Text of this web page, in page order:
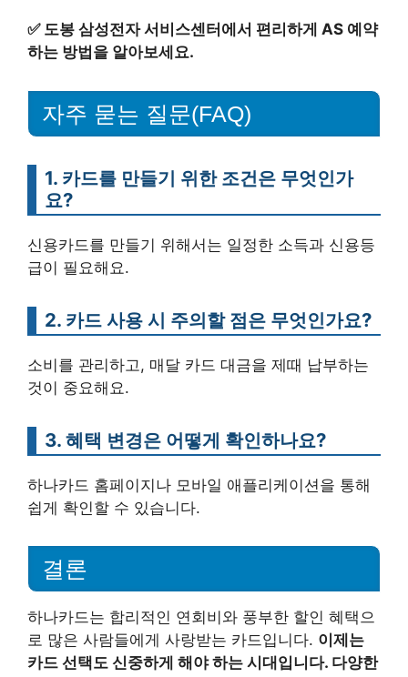
✅ 도봉 삼성전자 서비스센터에서 편리하게 AS 예약
하는 방법을 알아보세요.
자주 묻는 질문(FAQ)
1. 카드를 만들기 위한 조건은 무엇인가
요?
신용카드를 만들기 위해서는 일정한 소득과 신용등
급이 필요해요.
2. 카드 사용 시 주의할 점은 무엇인가요?
소비를 관리하고, 매달 카드 대금을 제때 납부하는
것이 중요해요.
3. 혜택 변경은 어떻게 확인하나요?
하나카드 홈페이지나 모바일 애플리케이션을 통해
쉽게 확인할 수 있습니다.
결론
하나카드는 합리적인 연회비와 풍부한 할인 혜택으
로 많은 사람들에게 사랑받는 카드입니다. 이제는
카드 선택도 신중하게 해야 하는 시대입니다. 다양한